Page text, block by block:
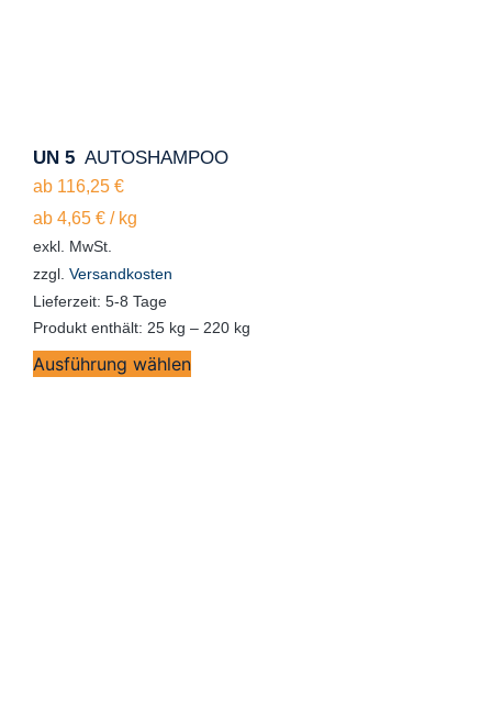
UN 5 AUTOSHAMPOO
ab 116,25 €
ab 4,65 €/ kg
exkl. MwSt.
zzgl. Versandkosten
Lieferzeit: 5-8 Tage
Produkt enthält: 25 kg – 220 kg
Ausführung wählen